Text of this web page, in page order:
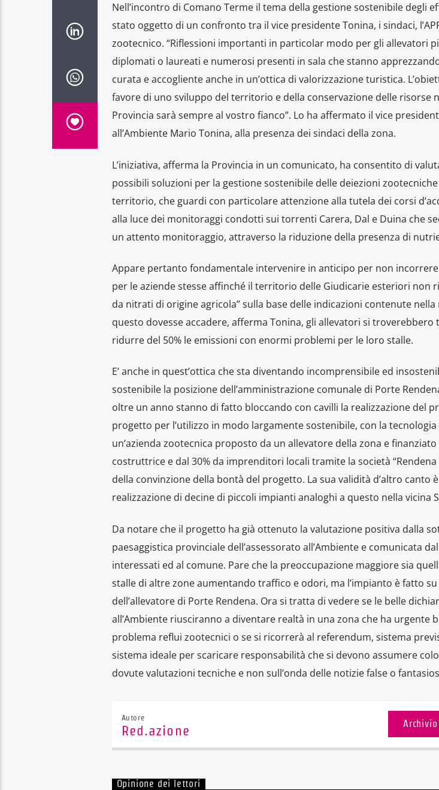
Nell’incontro di Comano Terme il tema della gestione sostenibile degli
stato oggetto di un confronto tra il vice presidente Tonina, i sindaci,
zootecnico. “Riflessioni importanti in particolar modo per gli allevatori
diplomati o laureati e numerosi presenti in sala che stanno
curata e accogliente anche in un’ottica di valorizzazione turistica.
favore di uno sviluppo del territorio e della conservazione delle risorse
Provincia sarà sempre al vostro fianco”. Lo ha affermato il vice
all’Ambiente Mario Tonina, alla presenza dei sindaci della zona.
L’iniziativa, afferma la Provincia in un comunicato, ha consentito di
possibili soluzioni per la gestione sostenibile delle deiezioni
territorio, che guardi con particolare attenzione alla tutela dei corsi
alla luce dei monitoraggi condotti sui torrenti Carera, Dal e Duina che
un attento monitoraggio, attraverso la riduzione della presenza di
Appare pertanto fondamentale intervenire in anticipo per non
per le aziende stesse affinché il territorio delle Giudicarie esteriori non
da nitrati di origine agricola” sulla base delle indicazioni contenute
questo dovesse accadere, afferma Tonina, gli allevatori si
ridurre del 50% le emissioni con enormi problemi per le loro stalle.
E’ anche in quest’ottica che sta diventando incomprensibile ed
sostenibile la posizione dell’amministrazione comunale di Porte
oltre un anno stanno di fatto bloccando con cavilli la realizzazione del
progetto per l’utilizzo in modo largamente sostenibile, con la
un’azienda zootecnica proposto da un allevatore della zona e
costruttrice e dal 30% da imprenditori locali tramite la società
della convinzione della bontà del progetto. La sua validità d’altro canto
realizzazione di decine di piccoli impianti analoghi a questo nella vicina
Da notare che il progetto ha già ottenuto la valutazione positiva dalla
paesaggistica provinciale dell’assessorato all’Ambiente e comunicata
interessati ed al comune. Pare che la preoccupazione maggiore sia
stalle di altre zone aumentando traffico e odori, ma l’impianto è fatto
dell’allevatore di Porte Rendena. Ora si tratta di vedere se le belle
all’Ambiente riusciranno a diventare realtà in una zona che ha urgente
problema reflui zootecnici o se si ricorrerà al referendum, sistema
sistema ideale per scaricare responsabilità che si devono assumere
dovute valutazioni tecniche e non sull’onda delle notizie false o
Autore
Red.azione
Opinione dei lettori